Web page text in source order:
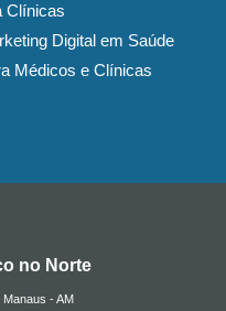
Clínicas
Digital em Saúde
Médicos e Clínicas
no Norte
- AM